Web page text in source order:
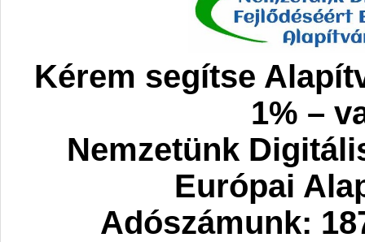
Kérem segítse
1% –
Nemzetünk
Európai
Adószámunk: